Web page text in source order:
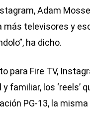
Adam
más televisores y
ha dicho.
para Fire TV,
familiar, los ‘reels’
PG-13, la